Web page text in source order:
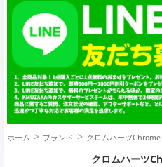
ホーム ブランド クロムハーツ
クロムハーツ